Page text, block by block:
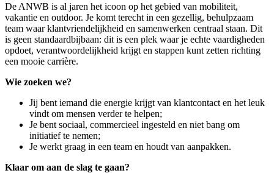
De ANWB is al jaren het icoon op het gebied van mobiliteit,
vakantie en outdoor. Je komt terecht in een gezellig, behulpzaam
team waar klantvriendelijkheid en samenwerken centraal staan. Dit
is geen standaardbijbaan: dit is een plek waar je echte vaardigheden
opdoet, verantwoordelijkheid krijgt en stappen kunt zetten richting
een mooie carrière.
Wie zoeken we?
Jij bent iemand die energie krijgt van klantcontact en het leuk
vindt om mensen verder te helpen;
Je bent sociaal, commercieel ingesteld en niet bang om
initiatief te nemen;
Je werkt graag in een team en houdt van aanpakken.
Klaar om aan de slag te gaan?